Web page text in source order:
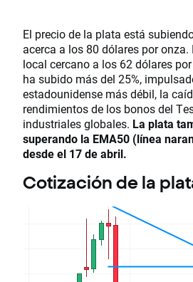
El precio de la plata está
acerca a los 80 dólares por
local cercano a los 62 dólares
ha subido más del 25%,
estadounidense más débil, la
rendimientos de los bonos del
industriales globales. La plata
superando la EMA50 (línea
desde el 17 de abril.
Cotización de la